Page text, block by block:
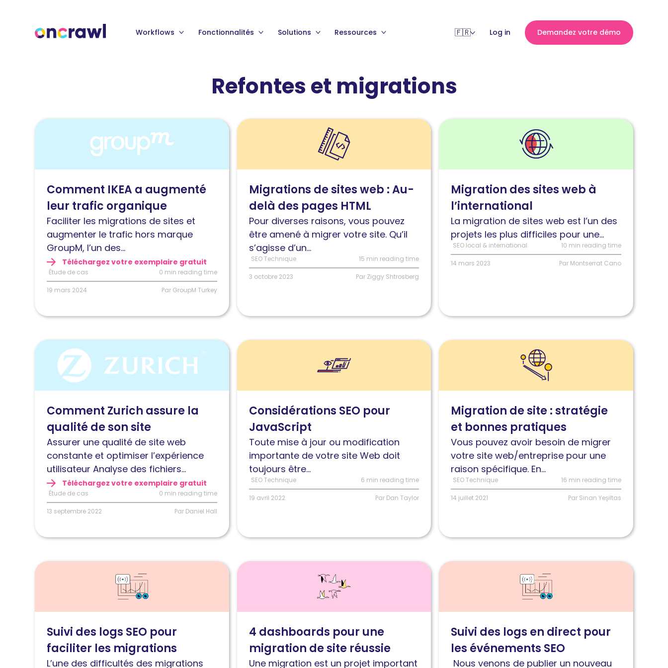
Workflows Fonctionnalités Solutions Ressources Log in Demandez votre démo
Refontes et migrations
Lire
aidé
IKEA
augmenter
son
trafic
organique
marque
Comment IKEA a augmenté
leur trafic organique
Faciliter les migrations de sites et
augmenter le trafic hors marque
GroupM, l’un des...
Téléchargez votre exemplaire gratuit
Étude de cas 0 min reading time
19 mars 2024 Par GroupM Turkey
Lire
web
Au-
delà
des
pages
HTML
Migrations de sites web : Au-
delà des pages HTML
Pour diverses raisons, vous pouvez
être amené à migrer votre site. Qu’il
s’agisse d’un...
SEO Technique 15 min reading time
3 octobre 2023 Par Ziggy Shtrosberg
Lire
web
l’international
Défis
Migration des sites web à
l’international
La migration de sites web est l’un des
projets les plus difficiles pour une...
SEO local & international 10 min reading time
14 mars 2023 Par Montserrat Cano
Lire
l'article
Comment
qualité
son
site
web
lors
migrations
Comment Zurich assure la
qualité de son site
Assurer une qualité de site web
constante et optimiser l’expérience
utilisateur Analyse des fichiers...
Téléchargez votre exemplaire gratuit
Étude de cas 0 min reading time
13 septembre 2022 Par Daniel Hall
Lire
migration
vers
framework
JavaScript
Considérations SEO pour
JavaScript
Toute mise à jour ou modification
importante de votre site Web doit
toujours être...
SEO Technique 6 min reading time
19 avril 2022 Par Dan Taylor
Lire
web
stratégie
bonnes
pratiques
Migration de site : stratégie
et bonnes pratiques
Vous pouvez avoir besoin de migrer
votre site web/entreprise pour une
raison spécifique. En...
SEO Technique 16 min reading time
14 juillet 2021 Par Sinan Yeşiltas
Lire
SEO
direct
Suivi des logs SEO pour
faciliter les migrations
L’une des difficultés des migrations
Lire
une
migration
4 dashboards pour une
migration de site réussie
Une migration est un projet important
Lire
direct
pour
Suivi des logs en direct pour
les événements SEO
Nous venons de publier un nouveau